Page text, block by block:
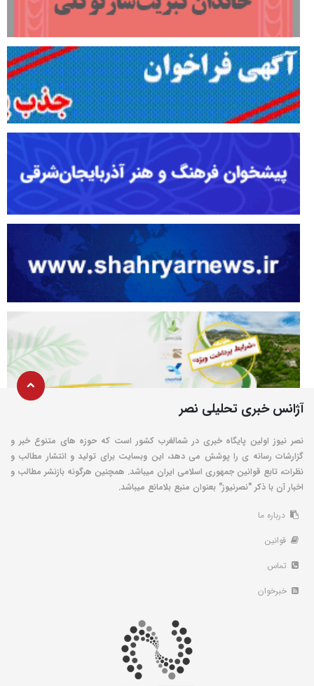
آژانس خبری تحلیلی نصر
نصر نیوز اولین پایگاه خبری در شمالغرب کشور است که حوزه های متنوع خبر و
گزارشات رسانه ی را پوشش می دهد، این وبسایت برای تولید و انتشار مطالب و
نظرات، تابع قوانین جمهوری اسلامی ایران میباشد. همچنین هرگونه بازنشر مطالب و
اخبار آن با ذکر "نصرنیوز" بعنوان منبع بلامانع میباشد.
درباره ما
قوانین
تماس
خبرخوان